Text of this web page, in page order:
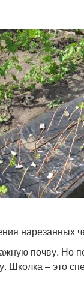
нарезанных
почву. Но
– это